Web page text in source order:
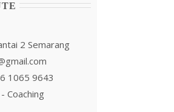
2 Semarang
1065 9643
Coaching